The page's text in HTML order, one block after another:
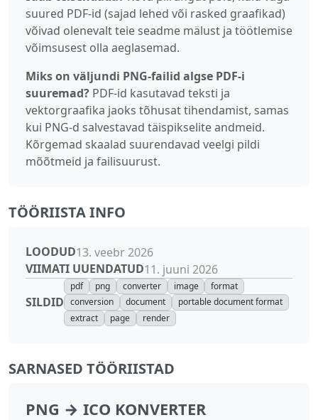
suured PDF-id (sajad lehed või rasked graafikad)
võivad olenevalt teie seadme mälust ja töötlemise
võimsusest olla aeglasemad.
Miks on väljundi PNG-failid algse PDF-i
suuremad? PDF-id kasutavad teksti ja
vektorgraafika jaoks tõhusat tihendamist, samas
kui PNG-d salvestavad täispikselite andmeid.
Kõrgemad skaalad suurendavad veelgi pildi
mõõtmeid ja failisuurust.
TÖÖRIISTA INFO
LOODUD13. veebr 2026
VIIMATI UUENDATUD11. juuni 2026
SILDID
pdf png converter image
format
conversion
document
portable document format
extract
page render
SARNASED TÖÖRIISTAD
PNG → ICO KONVERTER